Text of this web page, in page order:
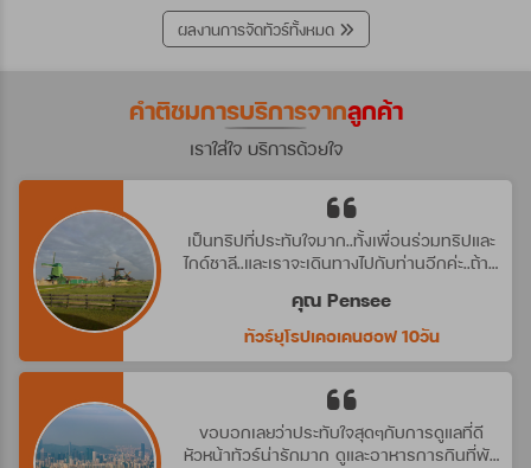
ผลงานการจัดทัวร์ทั้งหมด
คำติชมการบริการจากลูกค้า
เราใส่ใจ บริการด้วยใจ
เป็นทริปที่ประทับใจมาก..ทั้งเพื่อนร่วมทริปและ
ไกด์ชาลี..และเราจะเดินทางไปกับท่านอีกค่ะ..ถ้ามี
คุณ Pensee
ทัวร์ยุโรปเคอเคนฮอฟ 10วัน
ขอบอกเลยว่าประทับใจสุดๆกับการดูแลที่ดี
หัวหน้าทัวร์น่ารักมาก ดูและอาหารการกินที่พัก